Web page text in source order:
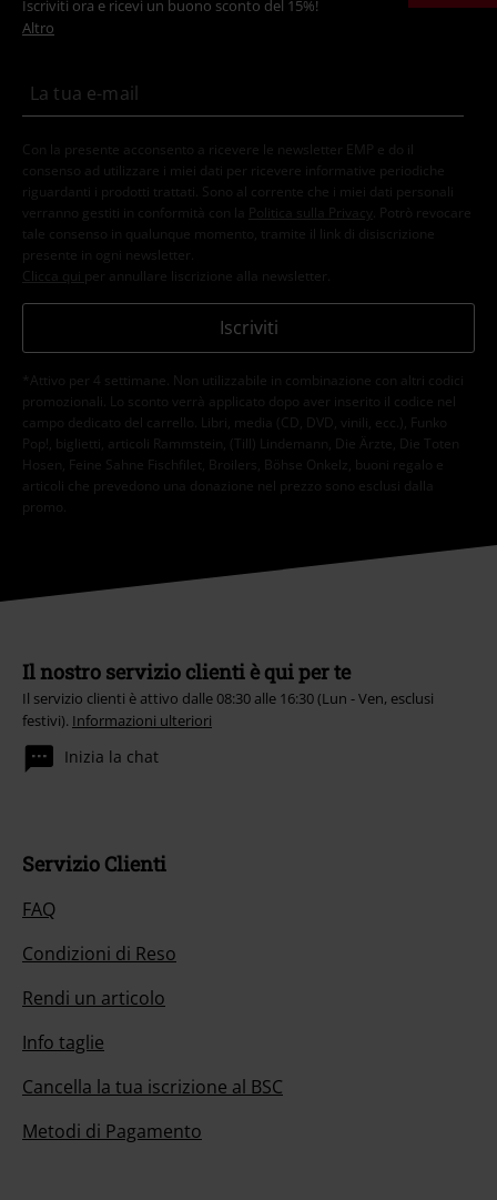
Iscriviti ora e ricevi un buono sconto del 15%!
Altro
Con la presente acconsento a ricevere le newsletter EMP e do il
consenso ad utilizzare i miei dati per ricevere informative periodiche
riguardanti i prodotti trattati. Sono al corrente che i miei dati personali
verranno gestiti in conformità con la
Politica sulla Privacy
. Potrò revocare
tale consenso in qualunque momento, tramite il link di disiscrizione
presente in ogni newsletter.
Clicca qui per annullare liscrizione alla newsletter.
Iscriviti
*Attivo per 4 settimane. Non utilizzabile in combinazione con altri codici
promozionali. Lo sconto verrà applicato dopo aver inserito il codice nel
campo dedicato del carrello. Libri, media (CD, DVD, vinili, ecc.), Funko
Pop!, biglietti, articoli Rammstein, (Till) Lindemann, Die Ärzte, Die Toten
Hosen, Feine Sahne Fischfilet, Broilers, Böhse Onkelz, buoni regalo e
articoli che prevedono una donazione nel prezzo sono esclusi dalla
promo.
Il nostro servizio clienti è qui per te
Il servizio clienti è attivo dalle 08:30 alle 16:30 (Lun - Ven, esclusi
festivi). Informazioni ulteriori
Inizia la chat
Servizio Clienti
FAQ
Condizioni di Reso
Rendi un articolo
Info taglie
Cancella la tua iscrizione al BSC
Metodi di Pagamento